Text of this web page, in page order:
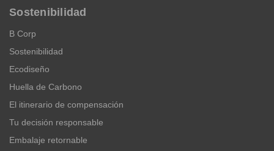
Sostenibilidad
B Corp
Sostenibilidad
Ecodiseño
Huella de Carbono
El itinerario de compensación
Tu decisión responsable
Embalaje retornable